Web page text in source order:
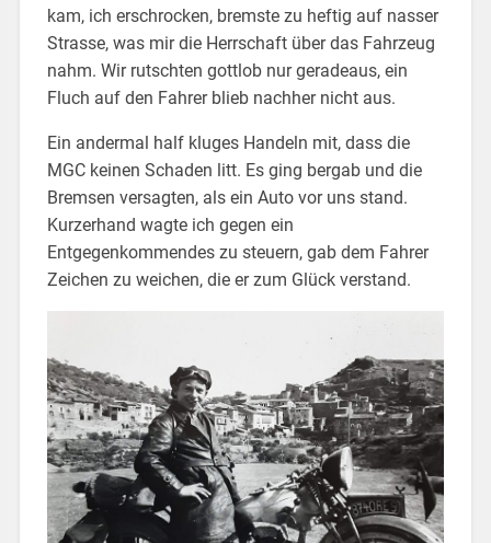
kam, ich erschrocken, bremste zu heftig auf nasser
Strasse, was mir die Herrschaft über das Fahrzeug
nahm. Wir rutschten gottlob nur geradeaus, ein
Fluch auf den Fahrer blieb nachher nicht aus.
Ein andermal half kluges Handeln mit, dass die
MGC keinen Schaden litt. Es ging bergab und die
Bremsen versagten, als ein Auto vor uns stand.
Kurzerhand wagte ich gegen ein
Entgegenkommendes zu steuern, gab dem Fahrer
Zeichen zu weichen, die er zum Glück verstand.